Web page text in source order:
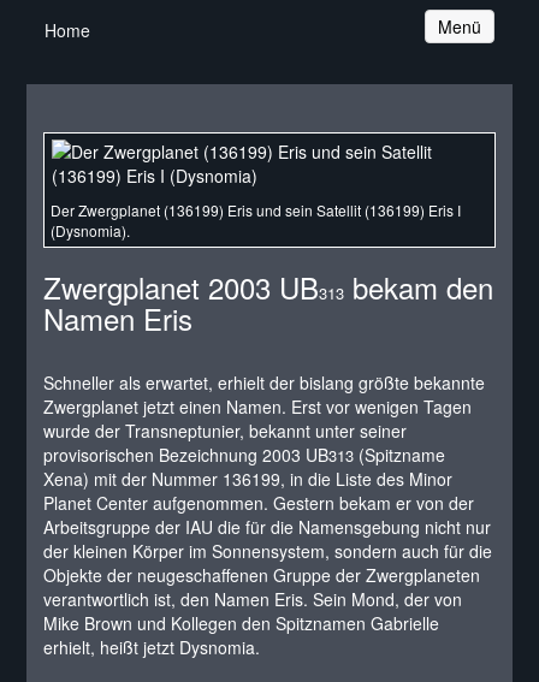
Navigation
Menü
Home
Der Zwergplanet (136199) Eris und sein Satellit (136199) Eris I
(Dysnomia).
Zwergplanet 2003 UB313 bekam den
Namen Eris
Schneller als erwartet, erhielt der bislang größte bekannte
Zwergplanet jetzt einen Namen. Erst vor wenigen Tagen
wurde der Transneptunier, bekannt unter seiner
provisorischen Bezeichnung 2003 UB313 (Spitzname
Xena) mit der Nummer 136199, in die Liste des Minor
Planet Center aufgenommen. Gestern bekam er von der
Arbeitsgruppe der IAU die für die Namensgebung nicht nur
der kleinen Körper im Sonnensystem, sondern auch für die
Objekte der neugeschaffenen Gruppe der Zwergplaneten
verantwortlich ist, den Namen Eris. Sein Mond, der von
Mike Brown und Kollegen den Spitznamen Gabrielle
erhielt, heißt jetzt Dysnomia.